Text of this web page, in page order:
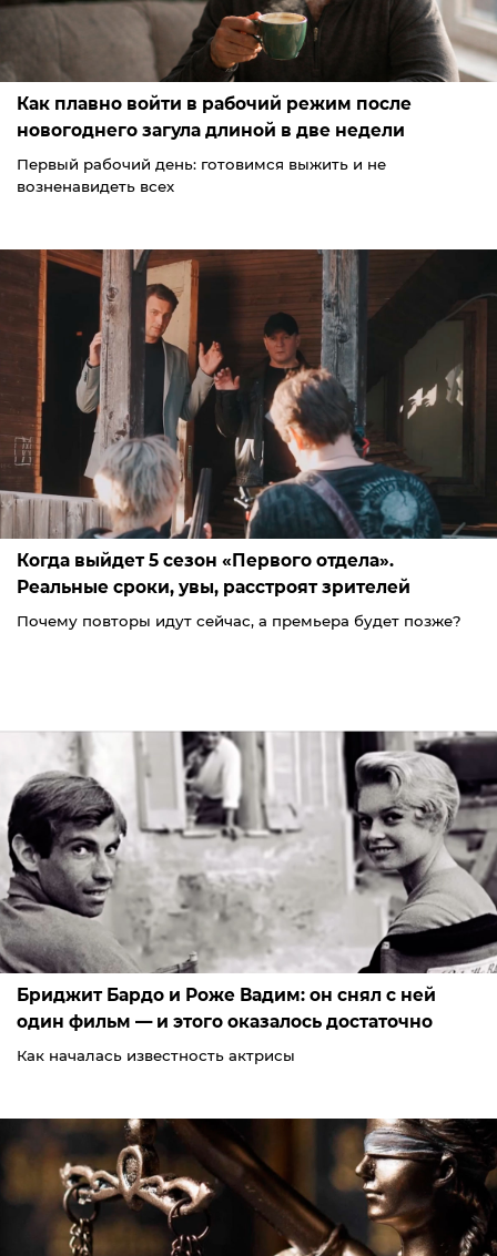
Как плавно войти в рабочий режим после
новогоднего загула длиной в две недели
Первый рабочий день: готовимся выжить и не
возненавидеть всех
Когда выйдет 5 сезон «Первого отдела».
Реальные сроки, увы, расстроят зрителей
Почему повторы идут сейчас, а премьера будет позже?
Бриджит Бардо и Роже Вадим: он снял с ней
один фильм — и этого оказалось достаточно
Как началась известность актрисы